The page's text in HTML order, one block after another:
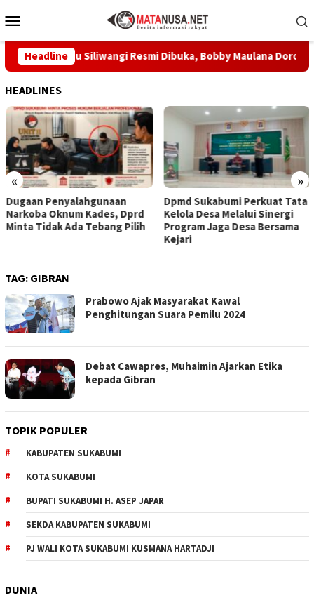
ke
Mobile
Headline
Prabu Siliwangi Resmi Dibuka, Bobby Maulana Dorong
HEADLINES
« »
Dugaan Penyalahgunaan
Narkoba Oknum Kades, Dprd
Minta Tidak Ada Tebang Pilih
Dpmd Sukabumi Perkuat Tata
Kelola Desa Melalui Sinergi
Program Jaga Desa Bersama
Kejari
TAG: GIBRAN
Prabowo Ajak Masyarakat Kawal
Penghitungan Suara Pemilu 2024
Debat Cawapres, Muhaimin Ajarkan Etika
kepada Gibran
TOPIK POPULER
KABUPATEN SUKABUMI
KOTA SUKABUMI
BUPATI SUKABUMI H. ASEP JAPAR
SEKDA KABUPATEN SUKABUMI
PJ WALI KOTA SUKABUMI KUSMANA HARTADJI
DUNIA